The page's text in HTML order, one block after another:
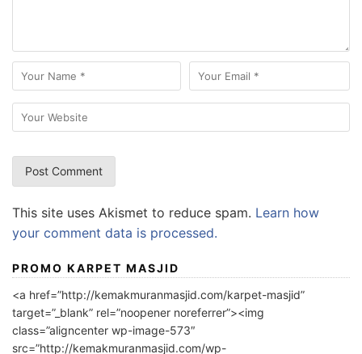
This site uses Akismet to reduce spam. Learn how
your comment data is processed.
PROMO KARPET MASJID
<a href=”http://kemakmuranmasjid.com/karpet-masjid”
target=”_blank” rel=”noopener noreferrer”><img
class=”aligncenter wp-image-573″
src=”http://kemakmuranmasjid.com/wp-